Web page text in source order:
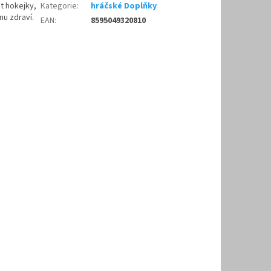
hokejky,
zdraví.
Kategorie:
hráčské Doplňky
EAN: 8595049320810